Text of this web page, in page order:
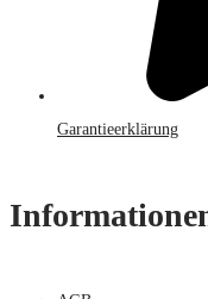
Garantieerklärung